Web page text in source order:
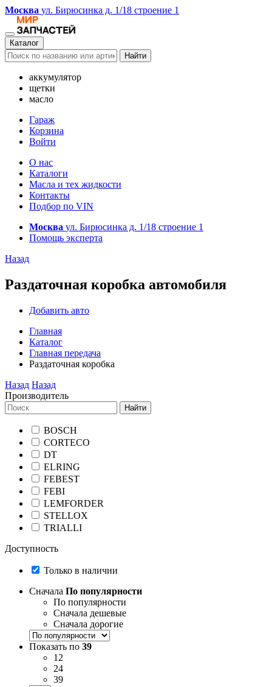
Москва ул. Бирюсинка д. 1/18 строение 1
Каталог
Найти
аккумулятор
щетки
масло
Гараж
Корзина
Войти
О нас
Каталоги
Масла и тех жидкости
Контакты
Подбор по VIN
Москва ул. Бирюсинка д. 1/18 строение 1
Помощь эксперта
Назад
Раздаточная коробка автомобиля
Добавить авто
Главная
Каталог
Главная передача
Раздаточная коробка
Назад Назад
Производитель
Найти
BOSCH
CORTECO
DT
ELRING
FEBEST
FEBI
LEMFORDER
STELLOX
TRIALLI
Доступность
Только в наличии
Сначала По популярности
По популярности
Сначала дешевые
Сначала дорогие
Показать по 39
12
24
39